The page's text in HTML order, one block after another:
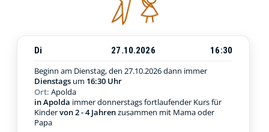
Di 27.10.2026
16:30
Beginn am Dienstag, den 27.10.2026dann immer
Dienstags um 16:30 Uhr
Ort: Apolda
in Apolda immer donnerstags fortlaufender Kurs für
Kindervon 2 - 4 Jahrenzusammen mit Mama oder
Papa